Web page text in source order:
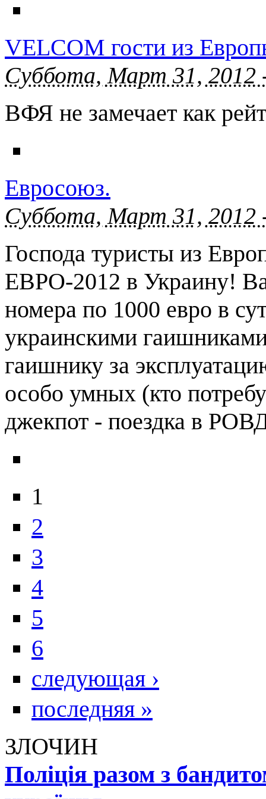
VELCOM гости из
Суббота, Март 31, 2012
ВФЯ не замечает как
Евросоюз.
Суббота, Март 31, 2012
Господа туристы из
ЕВРО-2012 в Украину!
номера по 1000 евро в
украинскими
гаишнику за
особо умных (кто
джекпот - поездка в
1
2
3
4
5
6
следующая ›
последняя »
ЗЛОЧИН
Поліція разом з